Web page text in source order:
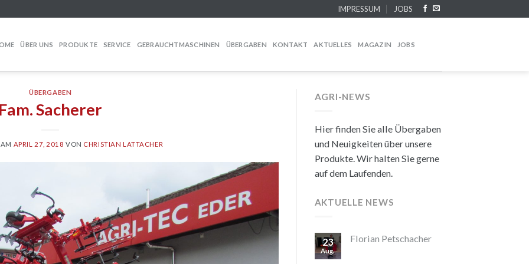
IMPRESSUM JOBS
ÜBER UNS PRODUKTE SERVICE GEBRAUCHTMASCHINEN ÜBERGABEN KONTAKT AKTUELLES MAGAZIN JOBS
ÜBERGABEN
Fam. Sacherer
APRIL 27, 2018 VON CHRISTIAN LATTACHER
AGRI-NEWS
Hier finden Sie alle Übergaben
und Neuigkeiten über unsere
Produkte. Wir halten Sie gerne
auf dem Laufenden.
AKTUELLE NEWS
23
Aug.
Florian Petschacher